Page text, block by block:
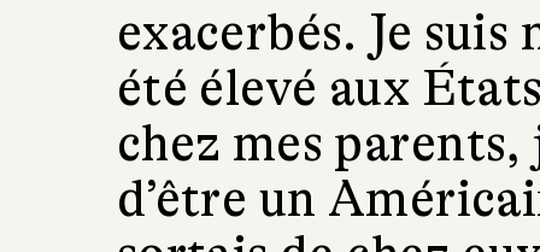
exacerbés. Je suis
été élevé aux
chez mes parents,
d’être un